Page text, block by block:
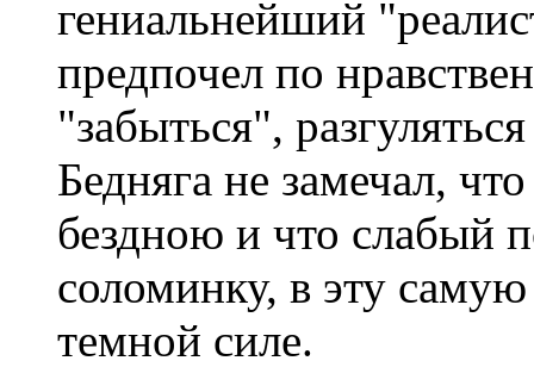
гениальнейший
предпочел по
"забыться",
Бедняга не замечал,
бездною и что слабый
соломинку, в эту
темной силе.